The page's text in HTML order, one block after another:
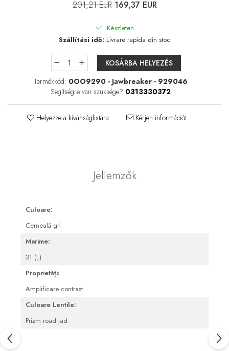
Ortho-K ápoló csomagok
Kontaktlencse csomagok
Szférikus lencsék
Tórikus lencsék
Multifokális lencsék
LENZBOX+
Csomag szférikus lencsékkel
Szemhéjak és a szemkörnyéki
terület
Blepharitis kezelése
201,21 EUR 169,37 EUR
Készleten
Szállítási idő: Livrare rapida din stoc
KOSÁRBA HELYEZÉS
Termékkód: 0OO9290 - Jawbreaker - 929046
Segítségre van szüksége? 0313330372
Helyezze a kívánságlistára Kérjen információt
Jellemzők
Culoare:
Cerneală gri
Marime:
31 (L)
Proprietăți:
Amplificare contrast
Culoare Lentile:
Prizm road jad